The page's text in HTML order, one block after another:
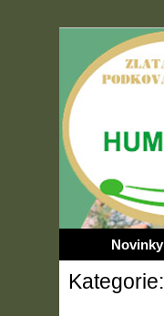
Novinky
Kategorie: